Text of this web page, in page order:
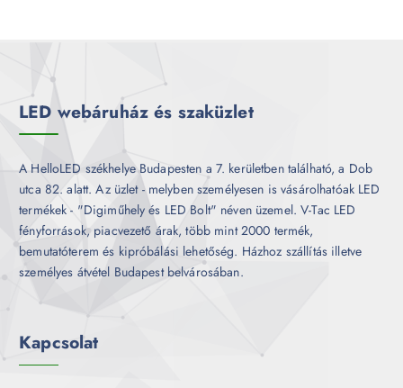
LED webáruház és szaküzlet
A HelloLED székhelye Budapesten a 7. kerületben található, a Dob
utca 82. alatt. Az üzlet - melyben személyesen is vásárolhatóak LED
termékek - "Digiműhely és LED Bolt" néven üzemel. V-Tac LED
fényforrások, piacvezető árak, több mint 2000 termék,
bemutatóterem és kipróbálási lehetőség. Házhoz szállítás illetve
személyes átvétel Budapest belvárosában.
Kapcsolat